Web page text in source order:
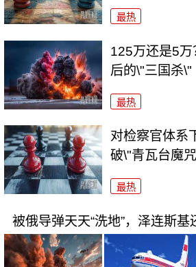
最热
125万还是5
后的\"三国杀\"
最热
对检察官体系
破\"青瓦台魔
最热
被俄导弹天天“洗地”，泽连斯基